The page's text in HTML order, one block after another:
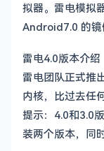
拟器。雷电模拟
Android7.0 的镜
雷电4.0版本介绍
雷电团队正式推
内核，比过去任
提示：4.0和3.0
装两个版本，同